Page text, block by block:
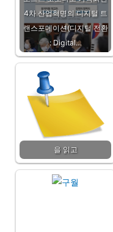
4차 산업혁명의 디지털 트
랜스포메이션(디지털 전환
: Digital…
을 읽고